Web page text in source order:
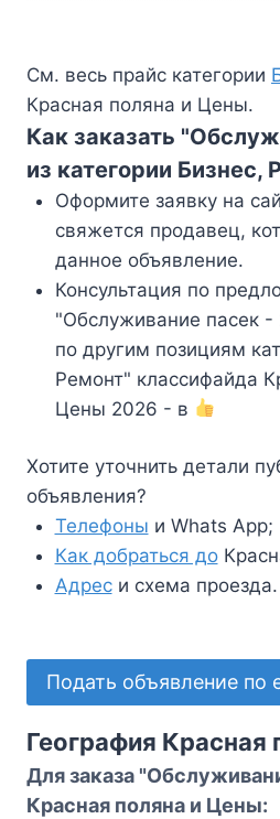
См. весь прайс категории
Красная поляна и Цены.
Как заказать
из категории Бизнес,
Оформите заявку на
свяжется продавец,
данное объявление.
Консультация по
"Обслуживание пасек -
по другим позициям
Ремонт" классифайда
Цены 2026 - в
Хотите уточнить детали
объявления?
Телефоны и Whats App;
Как добраться до
Адреси схема проезда.
Подать объявление по
География Красная
Для заказа
Красная поляна и Цены: